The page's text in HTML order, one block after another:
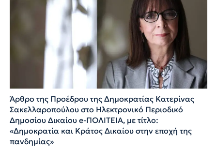
Άρθρο της Προέδρου της Δημοκρατίας Κατερίνας
Σακελλαροπούλου στο Ηλεκτρονικό Περιοδικό
Δημοσίου Δικαίου e-ΠΟΛΙΤΕΙΑ, με τίτλο:
«Δημοκρατία και Κράτος Δικαίου στην εποχή της
πανδημίας»